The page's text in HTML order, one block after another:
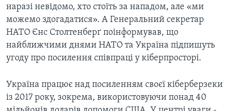
наразі невідомо, хто стоїть за нападом, але «ми
можемо здогадатися». А Генеральний секретар
НАТО Єнс Столтенберґ поінформував, що
найближчими днями НАТО та Україна підпишуть
угоду про посилення співпраці у кіберпросторі.
Україна працює над посиленням своєї кіберберзеки
із 2017 року, зокрема, використовуючи понад 40